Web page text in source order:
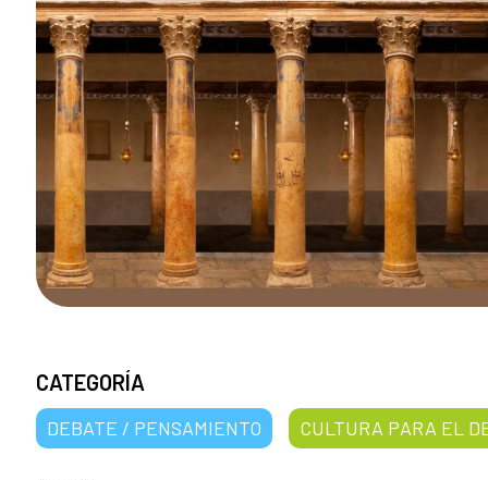
CATEGORÍA
DEBATE / PENSAMIENTO CULTURA PARA EL